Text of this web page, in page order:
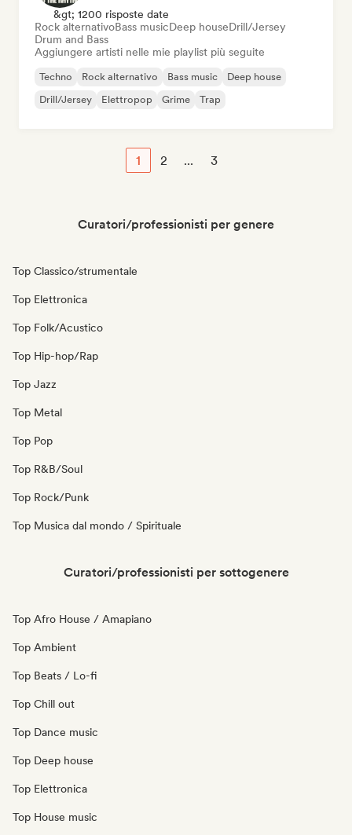
&gt; 1200 risposte date
Rock alternativoBass musicDeep houseDrill/Jersey
Drum and Bass
Aggiungere artisti nelle mie playlist più seguite
Techno Rock alternativo Bass music
Deep house
Drill/Jersey
Elettropop Grime Trap
1 2 ... 3
Curatori/professionisti per genere
Top Classico/strumentale
Top Elettronica
Top Folk/Acustico
Top Hip-hop/Rap
Top Jazz
Top Metal
Top Pop
Top R&B/Soul
Top Rock/Punk
Top Musica dal mondo / Spirituale
Curatori/professionisti per sottogenere
Top Afro House / Amapiano
Top Ambient
Top Beats / Lo-fi
Top Chill out
Top Dance music
Top Deep house
Top Elettronica
Top House music